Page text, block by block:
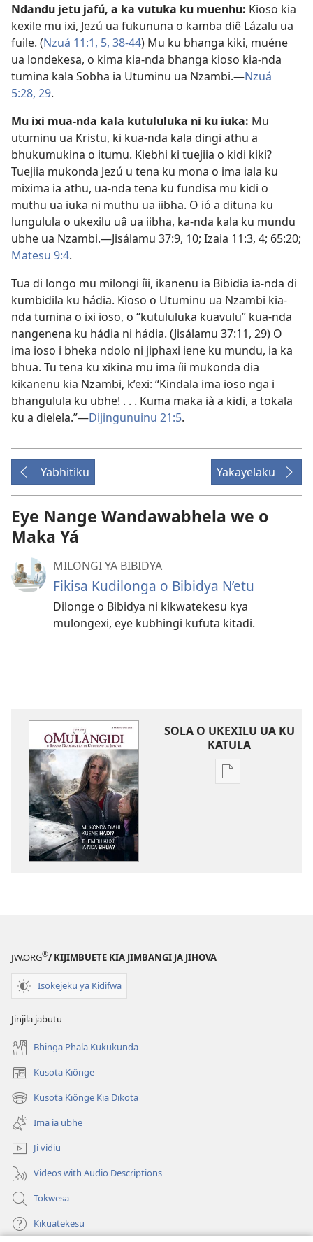
Ndandu jetu jafú, a ka vutuka ku muenhu: Kioso kia
kexile mu ixi, Jezú ua fukununa o kamba diê Lázalu ua
fuile. (Nzuá 11:1, 5, 38-44) Mu ku bhanga kiki, muéne
ua londekesa, o kima kia-nda bhanga kioso kia-nda
tumina kala Sobha ia Utuminu ua Nzambi.—Nzuá
5:28, 29.
Mu ixi mua-nda kala kutululuka ni ku iuka: Mu
utuminu ua Kristu, ki kua-nda kala dingi athu a
bhukumukina o itumu. Kiebhi ki tuejiia o kidi kiki?
Tuejiia mukonda Jezú u tena ku mona o ima iala ku
mixima ia athu, ua-nda tena ku fundisa mu kidi o
muthu ua iuka ni muthu ua iibha. O ió a dituna ku
lungulula o ukexilu uâ ua iibha, ka-nda kala ku mundu
ubhe ua Nzambi.—Jisálamu 37:9, 10; Izaia 11:3, 4; 65:20;
Matesu 9:4.
Tua di longo mu milongi íii, ikanenu ia Bibidia ia-nda di
kumbidila ku hádia. Kioso o Utuminu ua Nzambi kia-
nda tumina o ixi ioso, o “kutululuka kuavulu” kua-nda
nangenena ku hádia ni hádia. (Jisálamu 37:11, 29) O
ima ioso i bheka ndolo ni jiphaxi iene ku mundu, ia ka
bhua. Tu tena ku xikina mu ima íii mukonda dia
kikanenu kia Nzambi, k’exi: “Kindala ima ioso nga i
bhangulula ku ubhe! . . . Kuma maka ià a kidi, a tokala
ku a dielela.”—Dijingunuinu 21:5.
Yabhitiku Yakayelaku
Eye Nange Wandawabhela we o
Maka Yá
MILONGI YA BIBIDYA
Fikisa Kudilonga o Bibidya N’etu
Dilonge o Bibidya ni kikwatekesu kya
mulongexi, eye kubhingi kufuta kitadi.
SOLA O UKEXILU UA KU
KATULA
Ukexilu
Nda
JW.ORG®/ KIJIMBUETE KIA JIMBANGI JA JIHOVA
Isokejeku ya Kidifwa
Jinjila jabutu
Bhinga Phala Kukukunda
Kusota Kiônge
(opens
new
window)
Kusota Kiônge Kia Dikota
(opens
new
window)
Ima ia ubhe
Ji vidiu
Videos with Audio Descriptions
Tokwesa
Kikuatekesu